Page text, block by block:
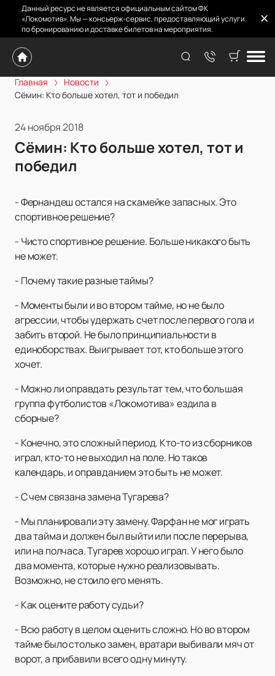
Данный ресурс не является официальным сайтом ФК
«Локомотив». Мы — консьерж-сервис, предоставляющий услуги
по бронированию и доставке билетов на мероприятия.
Главная
Новости
Сёмин: Кто больше хотел, тот и победил
24 ноября 2018
Сёмин: Кто больше хотел, тот и
победил
- Фернандеш остался на скамейке запасных. Это
спортивное решение?
- Чисто спортивное решение. Больше никакого быть
не может.
- Почему такие разные таймы?
- Моменты были и во втором тайме, но не было
агрессии, чтобы удержать счет после первого гола и
забить второй. Не было принципиальности в
единоборствах. Выигрывает тот, кто больше этого
хочет.
- Можно ли оправдать результат тем, что большая
группа футболистов «Локомотива» ездила в
сборные?
- Конечно, это сложный период. Кто-то из сборников
играл, кто-то не выходил на поле. Но таков
календарь, и оправданием это быть не может.
- С чем связана замена Тугарева?
- Мы планировали эту замену. Фарфан не мог играть
два тайма и должен был выйти или после перерыва,
или на полчаса. Тугарев хорошо играл. У него было
два момента, которые нужно реализовывать.
Возможно, не стоило его менять.
- Как оцените работу судьи?
- Всю работу в целом оценить сложно. Но во втором
тайме было столько замен, вратари выбивали мяч от
ворот, а прибавили всего одну минуту.